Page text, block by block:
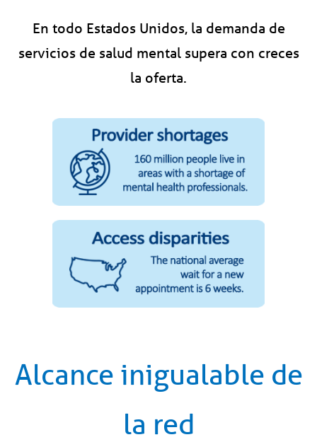
En todo Estados Unidos, la demanda de
servicios de salud mental supera con creces
la oferta.
Alcance inigualable de
la red